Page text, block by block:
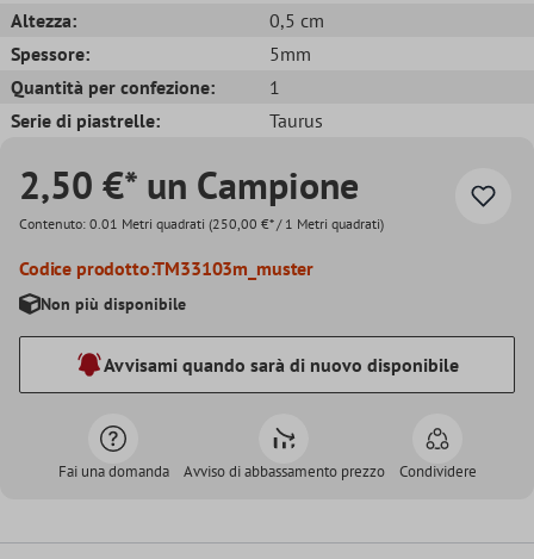
Altezza:
0,5 cm
Spessore:
5mm
Quantità per confezione:
1
Serie di piastrelle:
Taurus
2,50 €* un Campione
Contenuto: 0.01 Metri quadrati (250,00 €* / 1 Metri quadrati)
Codice prodotto:TM33103m_muster
Non più disponibile
Avvisami quando sarà di nuovo disponibile
Fai una domanda Avviso di abbassamento prezzo Condividere